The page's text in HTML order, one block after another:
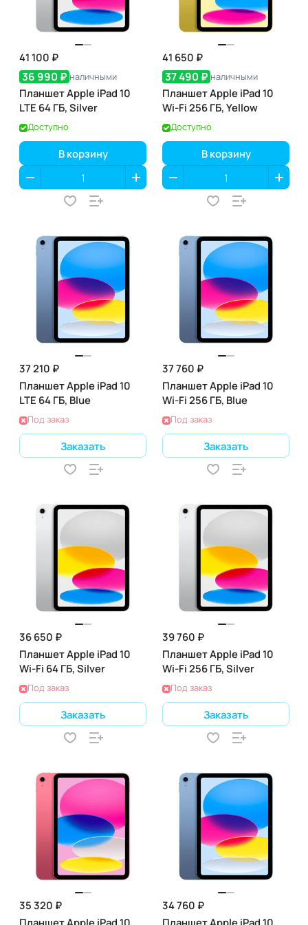
41 100 ₽
36 990 ₽ наличными
Планшет Apple iPad 10
LTE 64 ГБ, Silver
Доступно
В корзину
41 650 ₽
37 490 ₽ наличными
Планшет Apple iPad 10
Wi-Fi 256 ГБ, Yellow
Доступно
В корзину
37 210 ₽
Планшет Apple iPad 10
LTE 64 ГБ, Blue
Под заказ
Заказать
37 760 ₽
Планшет Apple iPad 10
Wi-Fi 256 ГБ, Blue
Под заказ
Заказать
36 650 ₽
Планшет Apple iPad 10
Wi-Fi 64 ГБ, Silver
Под заказ
Заказать
39 760 ₽
Планшет Apple iPad 10
Wi-Fi 256 ГБ, Silver
Под заказ
Заказать
35 320 ₽
Планшет Apple iPad 10
34 760 ₽
Планшет Apple iPad 10